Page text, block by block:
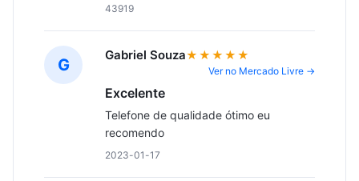
43919
G Gabriel Souza★★★★★
Ver no Mercado Livre →
Excelente
Telefone de qualidade ótimo eu
recomendo
2023-01-17